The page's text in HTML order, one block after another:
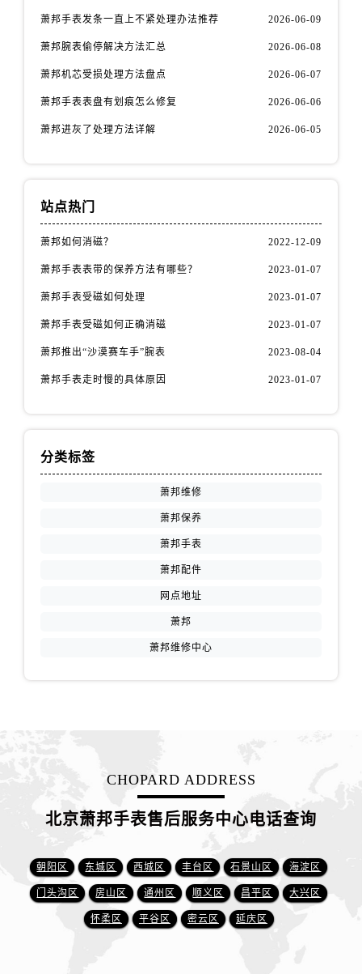
萧邦手表发条一直上不紧处理办法推荐 2026-06-09
萧邦腕表偷停解决方法汇总 2026-06-08
萧邦机芯受损处理方法盘点 2026-06-07
萧邦手表表盘有划痕怎么修复 2026-06-06
萧邦进灰了处理方法详解 2026-06-05
站点热门
萧邦如何消磁？ 2022-12-09
萧邦手表表带的保养方法有哪些？ 2023-01-07
萧邦手表受磁如何处理 2023-01-07
萧邦手表受磁如何正确消磁 2023-01-07
萧邦推出“沙漠赛车手”腕表 2023-08-04
萧邦手表走时慢的具体原因 2023-01-07
分类标签
萧邦维修
萧邦保养
萧邦手表
萧邦配件
网点地址
萧邦
萧邦维修中心
CHOPARD ADDRESS
北京萧邦手表售后服务中心电话查询
朝阳区 东城区 西城区 丰台区 石景山区 海淀区
门头沟区 房山区 通州区 顺义区 昌平区 大兴区
怀柔区 平谷区 密云区 延庆区